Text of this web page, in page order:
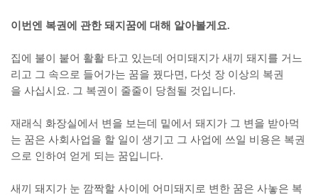
이번엔 복권에 관한 돼지꿈에 대해 알아볼게요.
집에 불이 붙어 활활 타고 있는데 어미돼지가 새끼 돼지를 거느
리고 그 속으로 들어가는 꿈을 꿨다면, 다섯 장 이상의 복권
을 사십시요. 그 복권이 줄줄이 당첨될 것입니다.
재래식 화장실에서 변을 보는데 밑에서 돼지가 그 변을 받아먹
는 꿈은 사회사업을 할 일이 생기고 그 사업에 쓰일 비용은 복권
으로 인하여 얻게 되는 꿈입니다.
새끼 돼지가 눈 깜짝할 사이에 어미돼지로 변한 꿈은 사놓은 복